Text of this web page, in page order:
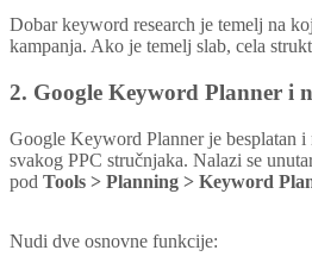
Dobar keyword research je temelj na
kampanja. Ako je temelj slab, cela
2. Google Keyword Planner i
Google Keyword Planner je besplatan
svakog PPC stručnjaka. Nalazi se
pod Tools > Planning > Keyword
Nudi dve osnovne funkcije: